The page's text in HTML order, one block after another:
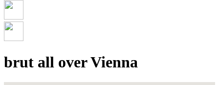
brut all over Vienna